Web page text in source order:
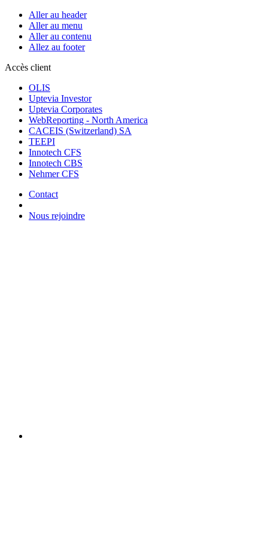
Aller au header
Aller au menu
Aller au contenu
Allez au footer
Accès client
OLIS
Uptevia Investor
Uptevia Corporates
WebReporting - North America
CACEIS (Switzerland) SA
TEEPI
Innotech CFS
Innotech CBS
Nehmer CFS
Contact
Nous rejoindre